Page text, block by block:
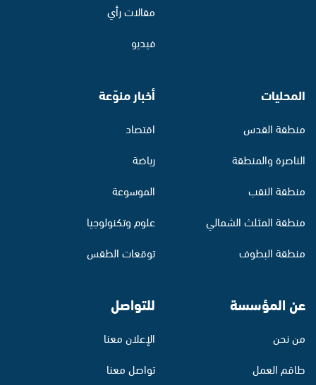
مقالات رأي
فيديو
المحليات
منطقة القدس
الناصرة والمنطقة
منطقة النقب
منطقة المثلث الشمالي
منطقة البطوف
أخبار منوّعة
اقتصاد
رياضة
الموسوعة
علوم وتكنولوجيا
توقعات الطقس
عن المؤسسة
من نحن
طاقم العمل
للتواصل
الإعلان معنا
تواصل معنا